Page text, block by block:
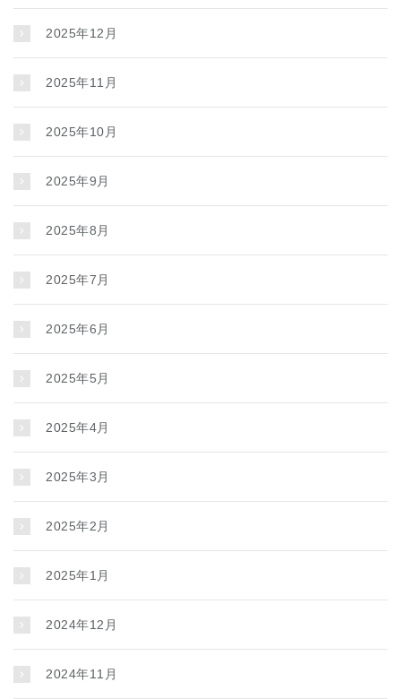
2025年12月
2025年11月
2025年10月
2025年9月
2025年8月
2025年7月
2025年6月
2025年5月
2025年4月
2025年3月
2025年2月
2025年1月
2024年12月
2024年11月